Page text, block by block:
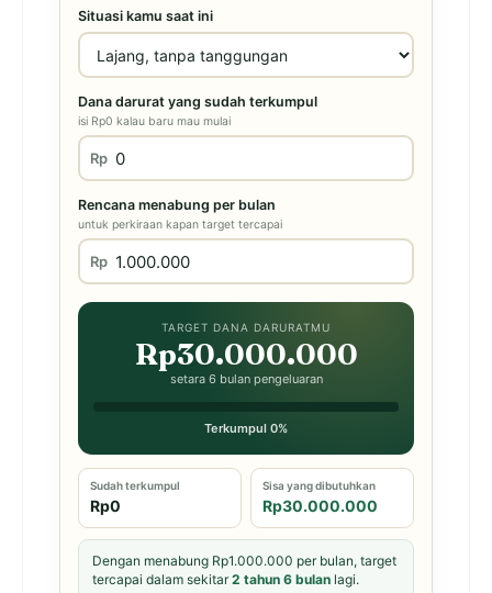
Situasi kamu saat ini
Dana darurat yang sudah terkumpul
isi Rp0 kalau baru mau mulai
Rp
Rencana menabung per bulan
untuk perkiraan kapan target tercapai
Rp
TARGET DANA DARURATMU
Rp30.000.000
setara 6 bulan pengeluaran
Terkumpul 0%
Sudah terkumpul
Rp0
Sisa yang dibutuhkan
Rp30.000.000
Dengan menabung Rp1.000.000 per bulan, target
tercapai dalam sekitar2 tahun 6 bulan lagi.